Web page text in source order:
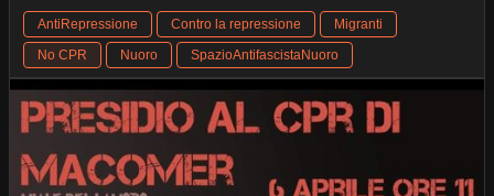
AntiRepressione Contro la repressione
Migranti
No CPR
Nuoro SpazioAntifascistaNuoro